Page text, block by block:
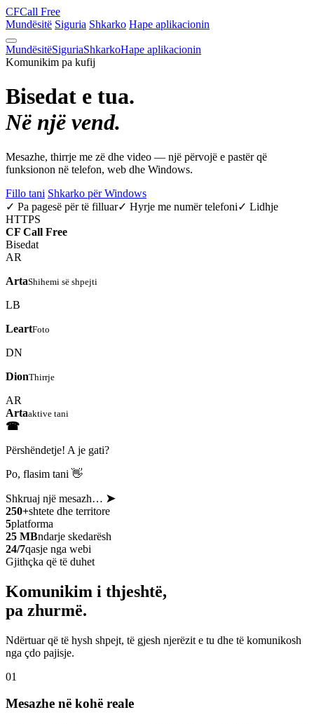
CFCall Free
Mundësitë Siguria Shkarko Hape aplikacionin
MundësitëSiguriaShkarkoHape aplikacionin
Komunikim pa kufij
Bisedat e tua.
Në një vend.
Mesazhe, thirrje me zë dhe video — një përvojë e pastër që
funksionon në telefon, web dhe Windows.
Fillo tani Shkarko për Windows
✓ Pa pagesë për të filluar✓ Hyrje me numër telefoni✓ Lidhje
HTTPS
CF Call Free
Bisedat
AR
ArtaShihemi së shpejti
LB
LeartFoto
DN
DionThirrje
AR
Artaaktive tani
☎
Përshëndetje! A je gati?
Po, flasim tani 👋
Shkruaj një mesazh… ➤
250+shtete dhe territore
5platforma
25 MBndarje skedarësh
24/7qasje nga webi
Gjithçka që të duhet
Komunikim i thjeshtë,
pa zhurmë.
Ndërtuar që të hysh shpejt, të gjesh njerëzit e tu dhe të komunikosh
nga çdo pajisje.
01
Mesazhe në kohë reale